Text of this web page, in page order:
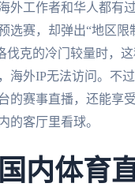
外工作者和华人都
选赛，却弹出“地区
伐克的冷门较量时，
海外IP无法访问。不
的赛事直播，还能享
的客厅里看球。
内体育直